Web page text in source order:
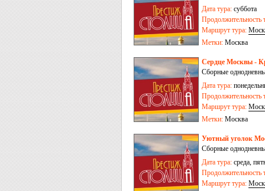
Дата тура: суббота
Продолжительность
Маршрут тура:
Метки: Москва
Сердце Москвы -
Сборные
Дата тура:
Продолжительность
Маршрут тура:
Метки: Москва
Уютный уголок
Сборные
Дата тура: среда,
Продолжительность
Маршрут тура: